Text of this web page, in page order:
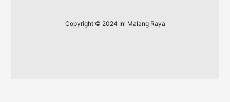
Copyright © 2024 Ini Malang Raya